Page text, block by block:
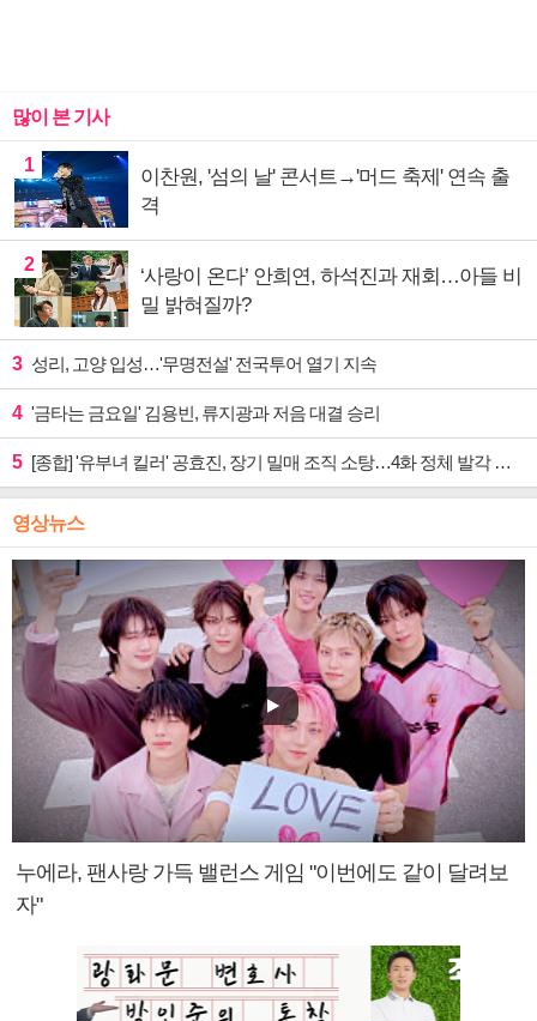
많이 본 기사
1
이찬원, '섬의 날' 콘서트→'머드 축제' 연속 출
격
2
‘사랑이 온다’ 안희연, 하석진과 재회…아들 비
밀 밝혀질까?
3 성리, 고양 입성…'무명전설' 전국투어 열기 지속
4 '금타는 금요일' 김용빈, 류지광과 저음 대결 승리
5 [종합] '유부녀 킬러' 공효진, 장기 밀매 조직 소탕…4화 정체 발각 위기 예고
영상뉴스
누에라, 팬사랑 가득 밸런스 게임 "이번에도 같이 달려보
자"